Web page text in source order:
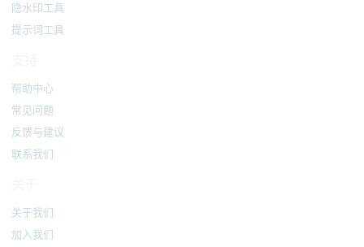
隐水印工具
提示词工具
帮助中心
常见问题
反馈与建议
联系我们
关于我们
加入我们